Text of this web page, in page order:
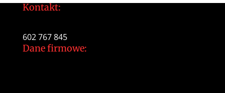
Kontakt:
602 767 845
Dane firmowe: